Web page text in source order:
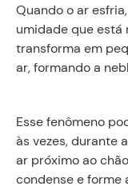
Quando o ar
umidade que está
transforma em
ar, formando a
Esse fenômeno
às vezes, durante
ar próximo ao
condense e forme